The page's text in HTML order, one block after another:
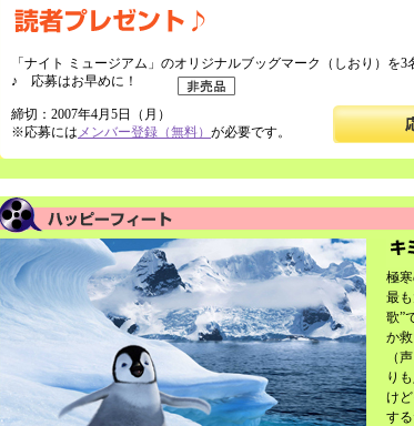
「ナイト ミュージアム」のオリジナルブッグマーク（しおり）を3
♪ 応募はお早めに！
締切：2007年4月5日（月）
※応募には メンバー登録（無料） が必要です。
極
最
歌”
か
（
り
け
す